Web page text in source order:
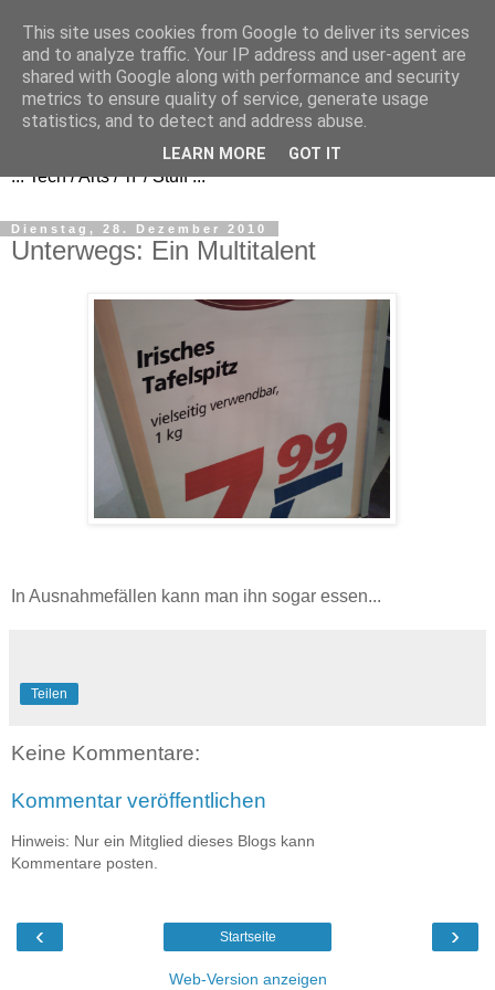
FezBook
... Tech / Arts / 'n' / Stuff ...
Dienstag, 28. Dezember 2010
Unterwegs: Ein Multitalent
In Ausnahmefällen kann man ihn sogar essen...
Teilen
Keine Kommentare:
Kommentar veröffentlichen
Hinweis: Nur ein Mitglied dieses Blogs kann
Kommentare posten.
‹ ›
Startseite
Web-Version anzeigen
This site uses cookies from Google to deliver its services
and to analyze traffic. Your IP address and user-agent are
shared with Google along with performance and security
metrics to ensure quality of service, generate usage
statistics, and to detect and address abuse.
LEARN MORE GOT IT